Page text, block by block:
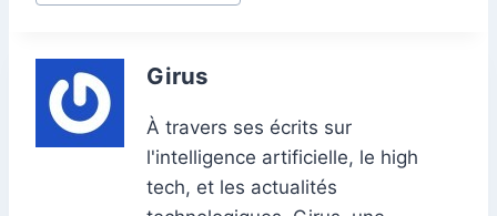
Girus
À travers ses écrits sur
l'intelligence artificielle, le high
tech, et les actualités